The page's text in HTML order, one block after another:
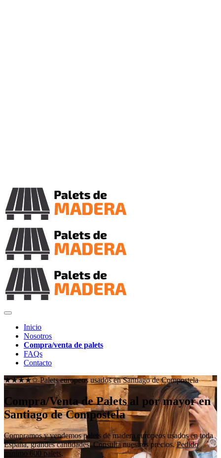
Inicio
Nosotros
Compra/venta de palets
FAQs
Contacto
★★★★✩ Palets europeos usados enSantiago de Compostela
Compra/Venta de Palets al por mayor en
Santiago de Compostela
Compramos y vendemos palets de madera europeos usados en toda
España, grandes cantidades. Consulta nuestros precios.Pedido
mínimo 600 palets.